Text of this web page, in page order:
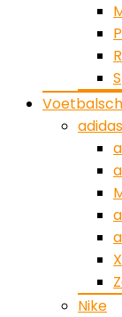
adidas
X
Nike